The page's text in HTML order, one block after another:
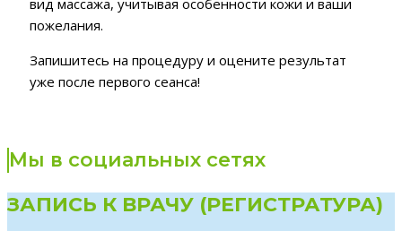
пожелания.
Запишитесь на процедуру и оцените результат
уже после первого сеанса!
Мы в социальных сетях
ЗАПИСЬ К ВРАЧУ (РЕГИСТРАТУРА)